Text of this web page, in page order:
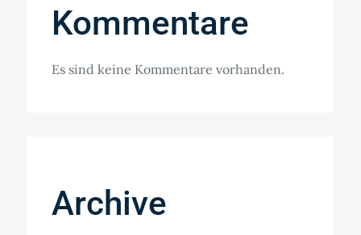
Kommentare
Es sind keine Kommentare vorhanden.
Archive